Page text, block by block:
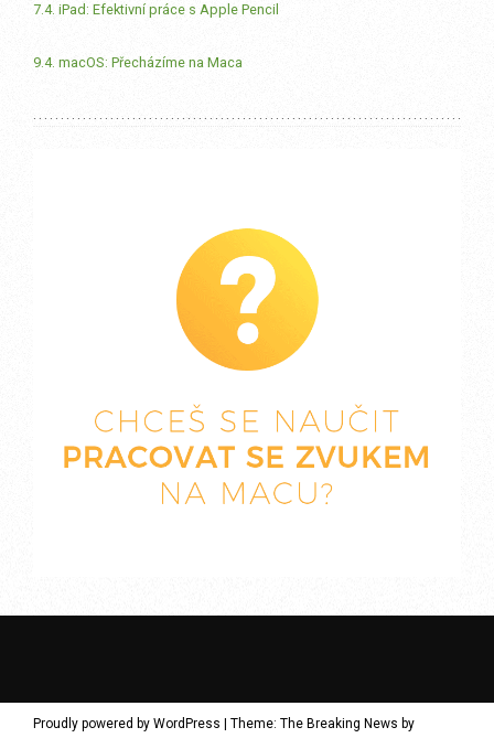
7.4. iPad: Efektivní práce s Apple Pencil
9.4. macOS: Přecházíme na Maca
Proudly powered by WordPress
Theme: The Breaking News by